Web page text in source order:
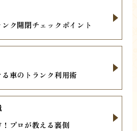
ク開閉チェックポイント
車のトランク利用術
プロが教える裏側